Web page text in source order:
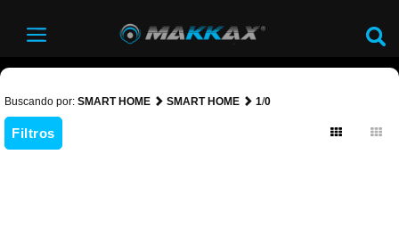
Buscando por: SMART HOME SMART HOME 1/0
Filtros